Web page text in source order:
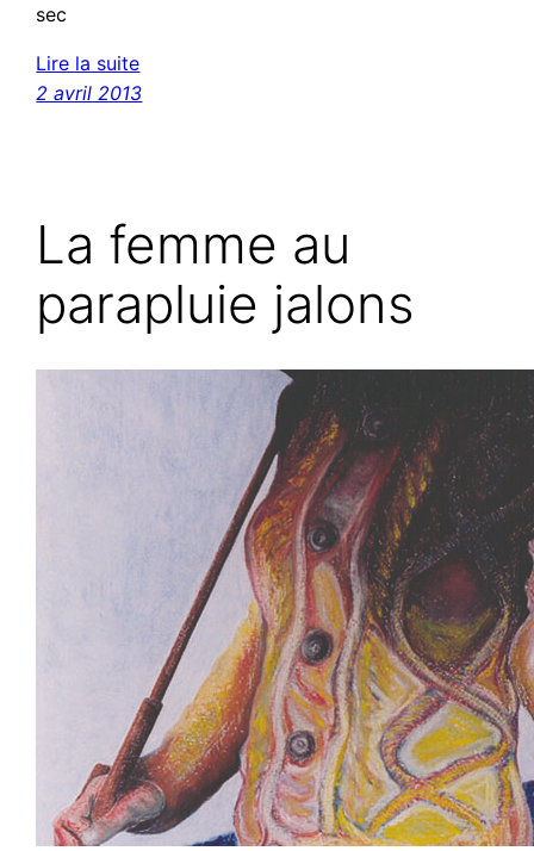
sec
Lire la suite
2 avril 2013
La femme au
parapluie jalons